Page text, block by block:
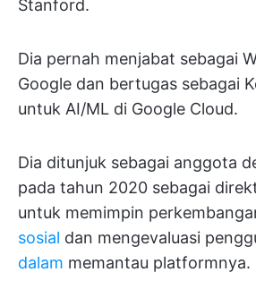
Stanford.
Dia pernah menjabat sebagai
Google dan bertugas sebagai
untuk AI/ML di Google Cloud.
Dia ditunjuk sebagai anggota
pada tahun 2020 sebagai
untuk memimpin
sosial dan mengevaluasi
dalam memantau platformnya.